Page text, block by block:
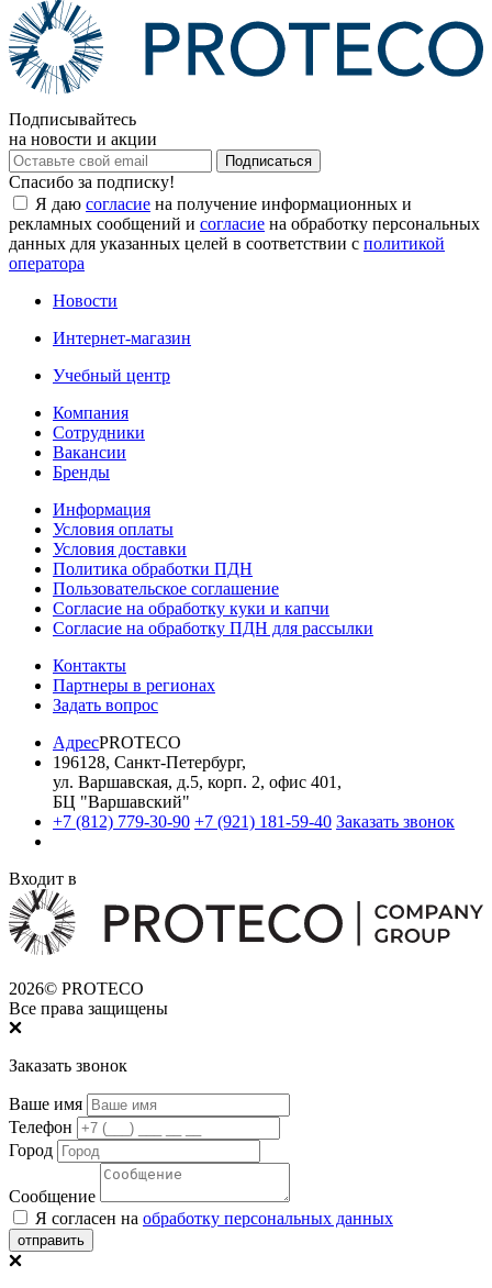
Подписывайтесь
на новости и акции
Спасибо за подписку!
Я даю согласие на получение информационных и
рекламных сообщений и согласие на обработку персональных
данных для указанных целей в соответствии с политикой
оператора
Новости
Интернет-магазин
Учебный центр
Компания
Сотрудники
Вакансии
Бренды
Информация
Условия оплаты
Условия доставки
Политика обработки ПДН
Пользовательское соглашение
Согласие на обработку куки и капчи
Согласие на обработку ПДН для рассылки
Контакты
Партнеры в регионах
Задать вопрос
АдресPROTECO
196128, Санкт-Петербург,
ул. Варшавская, д.5, корп. 2, офис 401 ,
БЦ "Варшавский"
+7 (812) 779-30-90 +7 (921) 181-59-40 Заказать звонок
Входит в
2026© PROTECO
Все права защищены
Заказать звонок
Ваше имя
Телефон
Город
Сообщение
Я согласен на обработку персональных данных
отправить